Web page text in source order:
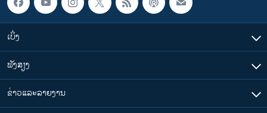
ເບິ່ງ
ຟັງສຽງ
ຂ່າວແລະລາຍງານ